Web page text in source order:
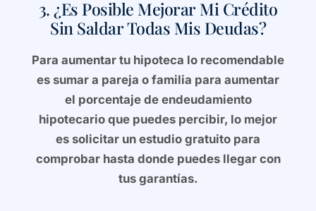
3. ¿Es Posible Mejorar Mi Crédito
Sin Saldar Todas Mis Deudas?
Para aumentar tu hipoteca lo recomendable
es sumar a pareja o familia para aumentar
el porcentaje de endeudamiento
hipotecario que puedes percibir, lo mejor
es solicitar un estudio gratuito para
comprobar hasta donde puedes llegar con
tus garantías.